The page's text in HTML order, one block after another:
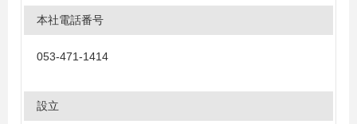
本社電話番号
053-471-1414
設立